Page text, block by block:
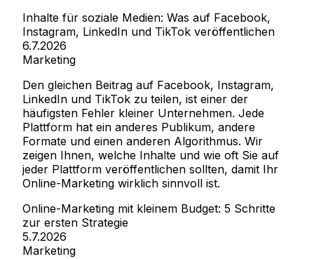
Inhalte für soziale Medien: Was auf Facebook,
Instagram, LinkedIn und TikTok veröffentlichen
6.7.2026
Marketing
Den gleichen Beitrag auf Facebook, Instagram,
LinkedIn und TikTok zu teilen, ist einer der
häufigsten Fehler kleiner Unternehmen. Jede
Plattform hat ein anderes Publikum, andere
Formate und einen anderen Algorithmus. Wir
zeigen Ihnen, welche Inhalte und wie oft Sie auf
jeder Plattform veröffentlichen sollten, damit Ihr
Online-Marketing wirklich sinnvoll ist.
Online-Marketing mit kleinem Budget: 5 Schritte
zur ersten Strategie
5.7.2026
Marketing